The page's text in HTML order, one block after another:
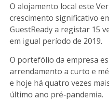
O alojamento local este
crescimento significativo
GuestReady a registar 15
em igual período de 2019.
O portefólio da empresa
arrendamento a curto e
e hoje há quatro vezes
último ano pré-pandemia.